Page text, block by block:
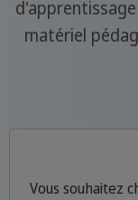
matériel
Vous souhaitez